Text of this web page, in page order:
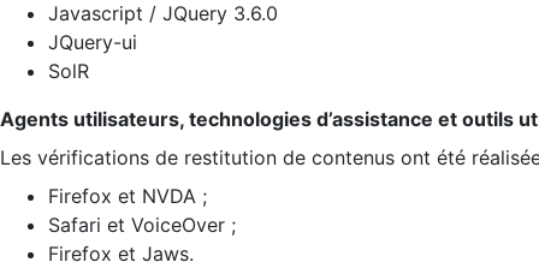
Javascript / JQuery 3.6.0
JQuery-ui
SolR
Agents utilisateurs, technologies d’assistance et outils
Les vérifications de restitution de contenus ont été
Firefox et NVDA ;
Safari et VoiceOver ;
Firefox et Jaws.